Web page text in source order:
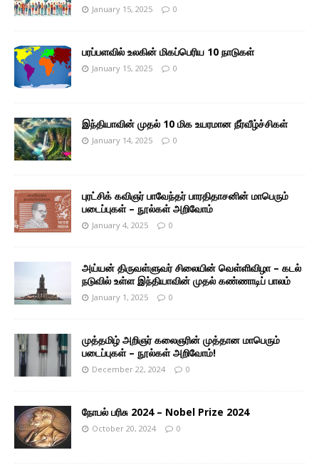
January 15, 2025 0
பரப்பளவில் உலகின் மிகப்பெரிய 10 நாடுகள்
January 15, 2025 0
இந்தியாவின் முதல் 10 மிக உயரமான நீர்வீழ்ச்சிகள்
January 14, 2025 0
புரட்சிக் கவிஞர் பாவேந்தர் பாரதிதாசனின் மாபெரும்
படைப்புகள் – நூல்கள் அறிவோம்
January 4, 2025 0
அய்யன் திருவள்ளுவர் சிலையின் வெள்ளிவிழா – கடல்
நடுவில் உள்ள இந்தியாவின் முதல் கண்ணாடிப் பாலம்
January 1, 2025 0
முத்தமிழ் அறிஞர் கலைஞரின் முத்தான மாபெரும்
படைப்புகள் – நூல்கள் அறிவோம்!
December 22, 2024 0
நோபல் பரிசு 2024 – Nobel Prize 2024
October 20, 2024 0